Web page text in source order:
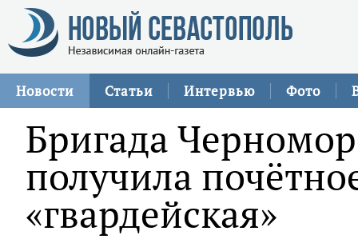
Новости Статьи Интервью Фото
Бригада
получила
«гвардейская»